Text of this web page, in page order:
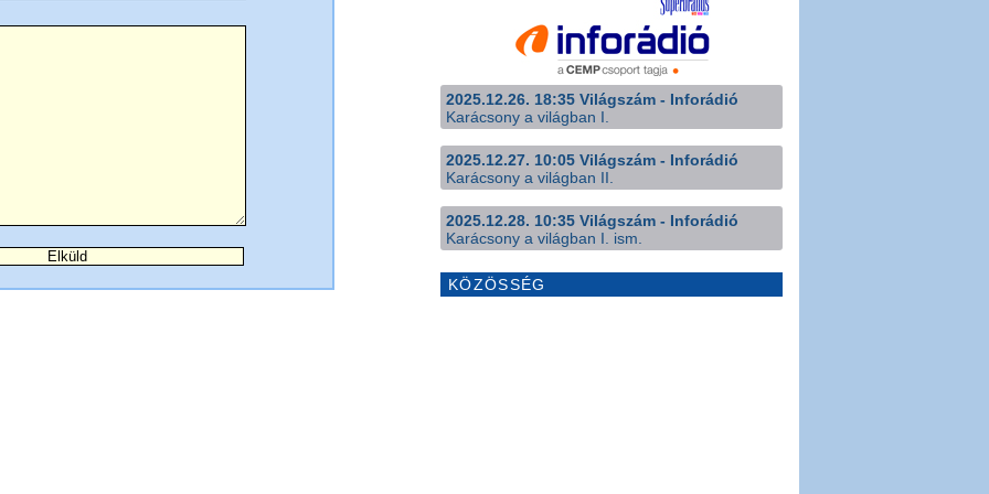
2025.12.26. 18:35 Világszám - Inforádió
Karácsony a világban I.
2025.12.27. 10:05 Világszám - Inforádió
Karácsony a világban II.
2025.12.28. 10:35 Világszám - Inforádió
Karácsony a világban I. ism.
KÖZÖSSÉG